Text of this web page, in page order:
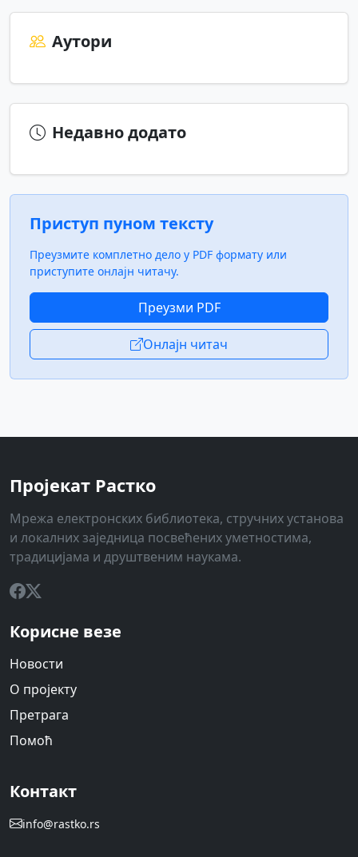
Аутори
Недавно додато
Приступ пуном тексту
Преузмите комплетно дело у PDF формату или
приступите онлајн читачу.
Преузми PDF
Онлајн читач
Пројекат Растко
Мрежа електронских библиотека, стручних установа
и локалних заједница посвећених уметностима,
традицијама и друштвеним наукама.
Корисне везе
Новости
О пројекту
Претрага
Помоћ
Контакт
info@rastko.rs